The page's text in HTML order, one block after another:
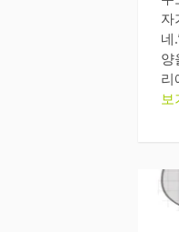
자
네
양
리
보